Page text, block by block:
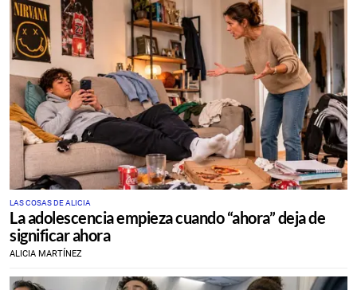
LAS COSAS DE ALICIA
La adolescencia empieza cuando “ahora” deja de
significar ahora
ALICIA MARTÍNEZ